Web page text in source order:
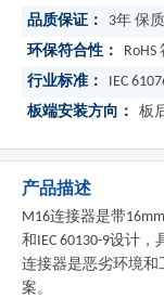
品质保证：
3年 保
环保符合性：
RoHS
行业标准：
IEC
板端安装方向：
板
产品描述
M16连接器是带
和IEC 60130-9设计
连接器是恶劣环境
案。